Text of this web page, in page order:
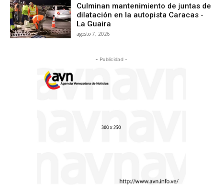
Culminan mantenimiento de juntas de
dilatación en la autopista Caracas -
La Guaira
agosto 7, 2026
- Publicidad -